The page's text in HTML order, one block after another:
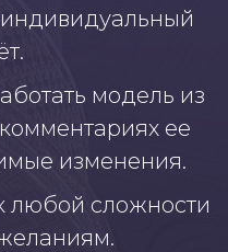
модель из
ее
изменения.
любой сложности